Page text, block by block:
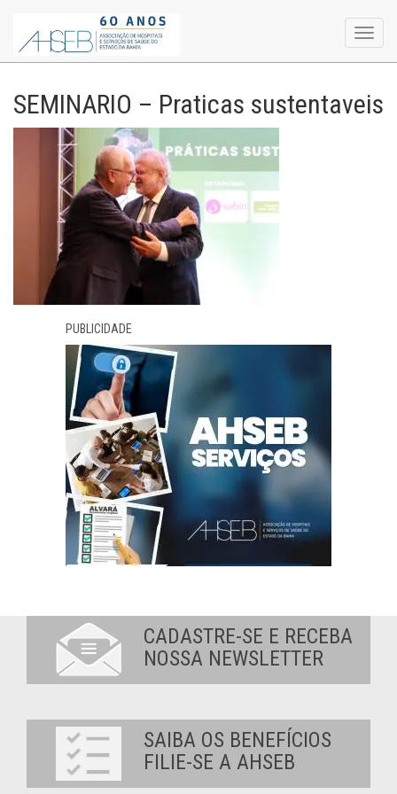
SEMINARIO – Praticas sustentaveis
PUBLICIDADE
CADASTRE-SE E RECEBA
NOSSA NEWSLETTER
SAIBA OS BENEFÍCIOS
FILIE-SE A AHSEB